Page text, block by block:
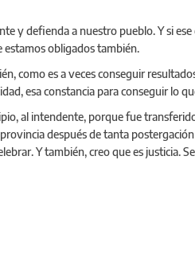
y defienda a nuestro pueblo. Y si
estamos obligados también.
como es a veces conseguir
esa constancia para conseguir lo
al intendente, porque fue
después de tanta
Y también, creo que es justicia.